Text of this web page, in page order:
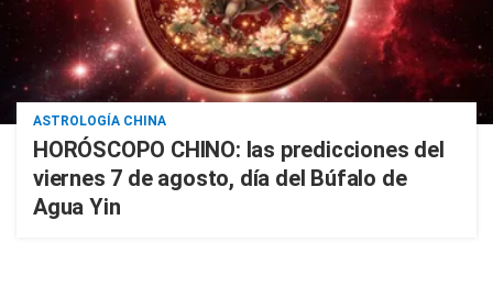
ASTROLOGÍA CHINA
HORÓSCOPO CHINO: las predicciones del
viernes 7 de agosto, día del Búfalo de
Agua Yin